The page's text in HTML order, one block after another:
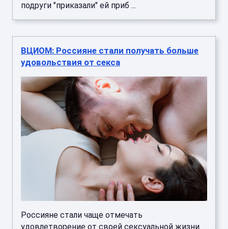
подруги "приказали" ей приб ...
ВЦИОМ: Россияне стали получать больше
удовольствия от секса
Россияне стали чаще отмечать
удовлетворение от своей сексуальной жизни.